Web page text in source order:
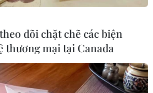
dõi chặt chẽ các biện
thương mại tại Canada